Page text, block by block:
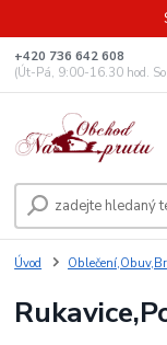
+420 736 642 608
(Út-Pá, 9:00-16.30 hod.
Úvod